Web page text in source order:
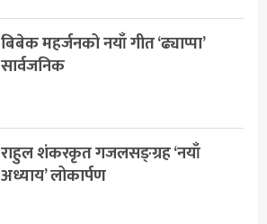
बिबेक महर्जनको नयाँ गीत ‘ढ्याप्पा’
सार्वजनिक
राहुल शंकरकृत गजलसङ्ग्रह ‘नयाँ
अध्याय’ लोकार्पण